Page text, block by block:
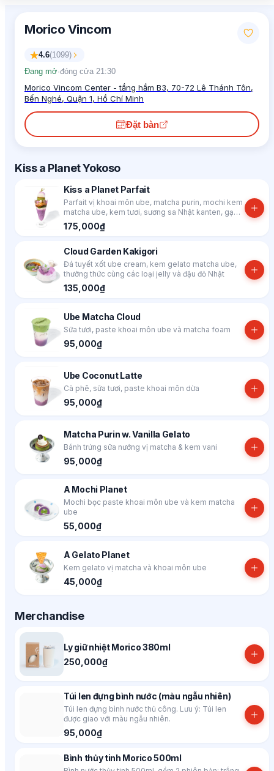
Morico Vincom
4.6(1099)
Đang mở·đóng cửa 21:30
Morico Vincom Center - tầng hầm B3, 70-72 Lê Thánh Tôn,
Bến Nghé, Quận 1, Hồ Chí Minh
Đặt bàn
Kiss a Planet Yokoso
Kiss a Planet Parfait
Parfait vị khoai môn ube, matcha purin, mochi kem
matcha ube, kem tươi, sương sa Nhật kanten, gạo
nếp shiratama nhiều vị và các loại jelly
175,000₫
Cloud Garden Kakigori
Đá tuyết xốt ube cream, kem gelato matcha ube,
thưởng thức cùng các loại jelly và đậu đỏ Nhật
135,000₫
Ube Matcha Cloud
Sữa tươi, paste khoai môn ube và matcha foam
95,000₫
Ube Coconut Latte
Cà phê, sữa tươi, paste khoai môn dừa
95,000₫
Matcha Purin w. Vanilla Gelato
Bánh trứng sữa nướng vị matcha & kem vani
95,000₫
A Mochi Planet
Mochi bọc paste khoai môn ube và kem matcha
ube
55,000₫
A Gelato Planet
Kem gelato vị matcha và khoai môn ube
45,000₫
Merchandise
Ly giữ nhiệt Morico 380ml
250,000₫
Túi len đựng bình nước (màu ngẫu nhiên)
Túi len đựng bình nước thủ công. Lưu ý: Túi len
được giao với màu ngẫu nhiên.
95,000₫
Bình thủy tinh Morico 500ml